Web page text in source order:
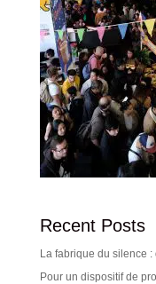
Recent Posts
La fabrique du silence
Pour un dispositif de